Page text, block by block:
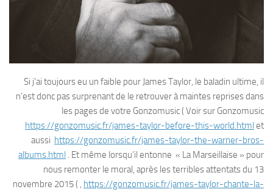
Si j’ai toujours eu un faible pour James Taylor, le baladin ultime, il
n’est donc pas surprenant de le retrouver à maintes reprises dans
les pages de votre Gonzomusic ( Voir sur Gonzomusic
https://gonzomusic.fr/james-taylor-before-this-world.html et
aussi https://gonzomusic.fr/james-taylor-the-warner-bros-
albums.html . Et même lorsqu’il entonne « La Marseillaise » pour
nous remonter le moral, après les terribles attentats du 13
novembre 2015 ( , https://gonzomusic.fr/james-taylor-chante-la-